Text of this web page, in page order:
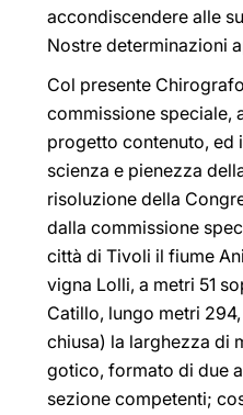
accondiscendere alle
Nostre determinazioni
Col presente
commissione speciale,
progetto contenuto, ed
scienza e pienezza
risoluzione della
dalla commissione
città di Tivoli il fiume
vigna Lolli, a metri 51
Catillo, lungo metri
chiusa) la larghezza di
gotico, formato di due
sezione competenti;